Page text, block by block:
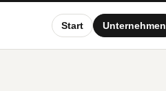
Start Unternehmen